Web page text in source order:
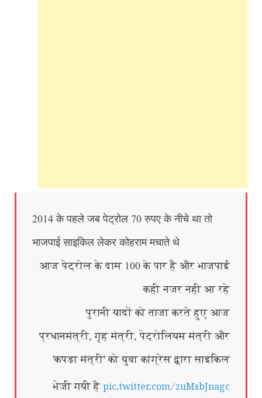
2014 के पहले जब पेट्रोल 70 रुपए के नीचे था तो
भाजपाई साइकिल लेकर कोहराम मचाते थे
आज पेट्रोल के दाम 100 के पार है और भाजपाई
कही नजर नही आ रहे
पुरानी यादों को ताजा करते हुए आज
प्रधानमंत्री, गृह मंत्री, पेट्रोलियम मंत्री और
'कपड़ा मंत्री' को युवा कांग्रेस द्वारा साइकिल
भेजी गयी हैpic.twitter.com/zuMsbJnagc